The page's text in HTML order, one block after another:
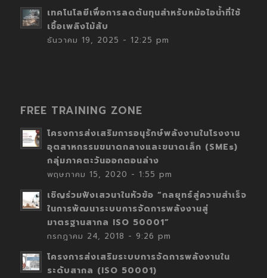
เทคโนโลยีเพื่อการลดต้นทุนสำหรับหม้อไอน้ำที่ใช้
เชื้อเพลิงไม้สับ
ธันวาคม 19, 2025 - 12:25 pm
FREE TRAINING ZONE
โครงการส่งเสริมการอนุรักษ์พลังงานในโรงงาน
อุตสาหกรรมขนาดกลางและขนาดเล็ก (SMEs)
กลุ่มภาคตะวันออกตอนล่าง
พฤษภาคม 15, 2020 - 1:55 pm
เชิญร่วมฟังเสวนาในหัวข้อ “กลยุทธ์สู่ความสำเร็จ
ในการพัฒนาระบบการจัดการพลังงานสู่
มาตรฐานสากล ISO 50001”
กรกฎาคม 24, 2018 - 9:26 pm
โครงการส่งเสริมระบบการจัดการพลังงานใน
ระดับสากล (ISO 50001)